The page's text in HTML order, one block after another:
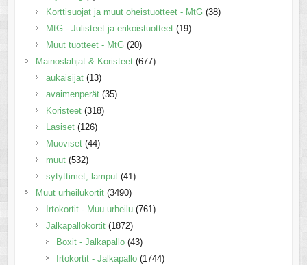
Korttisuojat ja muut oheistuotteet - MtG (38)
MtG - Julisteet ja erikoistuotteet (19)
Muut tuotteet - MtG (20)
Mainoslahjat & Koristeet (677)
aukaisijat (13)
avaimenperät (35)
Koristeet (318)
Lasiset (126)
Muoviset (44)
muut (532)
sytyttimet, lamput (41)
Muut urheilukortit (3490)
Irtokortit - Muu urheilu (761)
Jalkapallokortit (1872)
Boxit - Jalkapallo (43)
Irtokortit - Jalkapallo (1744)